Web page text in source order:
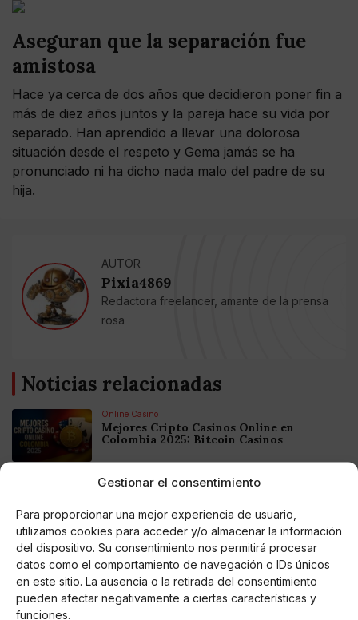
Gestionar el consentimiento
Para proporcionar una mejor experiencia de usuario,
utilizamos cookies para acceder y/o almacenar la información
del dispositivo. Su consentimiento nos permitirá procesar
datos como el comportamiento de navegación o IDs únicos
en este sitio. La ausencia o la retirada del consentimiento
pueden afectar negativamente a ciertas características y
funciones.
Aseguran que la separación fue
amistosa
Hace ya cerca de dos años que decidieron poner fin a
más de diez años juntos y la pareja hace su vida por
separado. Han aprendido a llevar una dolorosa
situación desde el respeto y Gema jamás se ha
pronunciado ni ha dicho nada malo del padre de su
hija.
AUTOR
Pixia4869
Redactora freelancer, amante de la prensa
rosa
Noticias relacionadas
Online Casino
Mejores Cripto Casinos Online en
Colombia 2025: Bitcoin Casinos
Online Casino
Criptomonedas en Argentina 2025
Mejores casinos online con
criptomonedas y Bitcoin en México 2025